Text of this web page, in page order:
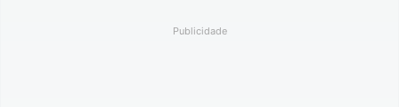
Publicidade